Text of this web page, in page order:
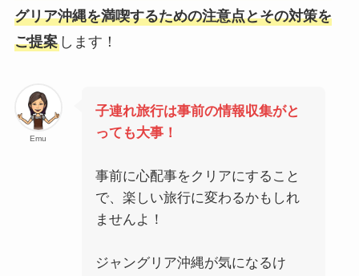
グリア沖縄を満喫するための注意点とその対策を
ご提案します！
Emu
子連れ旅行は事前の情報収集がと
っても大事！
事前に心配事をクリアにすること
で、楽しい旅行に変わるかもしれ
ませんよ！
ジャングリア沖縄が気になるけ